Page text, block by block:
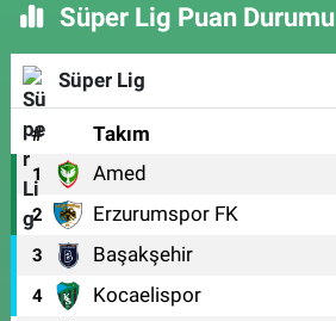
Süper Lig Puan Durumu
Süper Lig
# Takım
1 Amed
2 Erzurumspor FK
3 Başakşehir
4 Kocaelispor